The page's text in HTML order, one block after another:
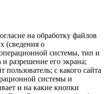
на обработку файлов
(сведения о
системы, тип и
и разрешение его экрана;
с какого сайта
системы и
и на какие кнопки